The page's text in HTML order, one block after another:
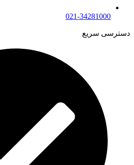
021-34281000
دسترسی سریع